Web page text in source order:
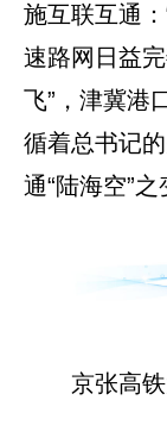
施互联互通
速路网日益
飞”，津冀港
循着总书记
通“陆海空”之
京张高